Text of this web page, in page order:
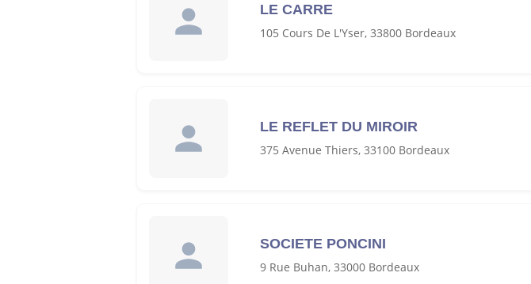
LE CARRE
105 Cours De L'Yser, 33800 Bordeaux
LE REFLET DU MIROIR
375 Avenue Thiers, 33100 Bordeaux
SOCIETE PONCINI
9 Rue Buhan, 33000 Bordeaux